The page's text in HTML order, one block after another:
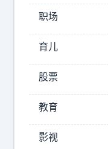
高
不
高
看
车
火
不
火
是
养
的
上
高
中
的
时
职场
育儿
股票
教育
影视